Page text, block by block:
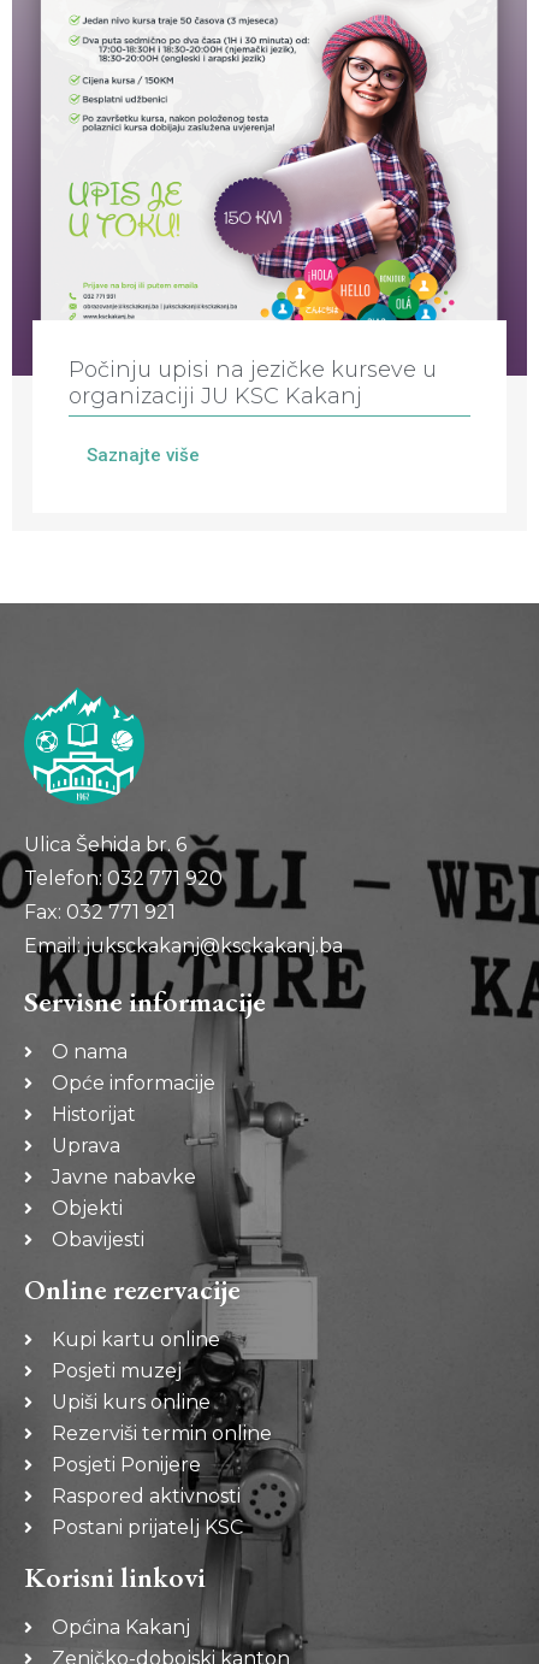
Počinju upisi na jezičke kurseve u
organizaciji JU KSC Kakanj
Saznajte više
Ulica Šehida br. 6
Telefon: 032 771 920
Fax: 032 771 921
Email: juksckakanj@ksckakanj.ba
Servisne informacije
O nama
Opće informacije
Historijat
Uprava
Javne nabavke
Objekti
Obavijesti
Online rezervacije
Kupi kartu online
Posjeti muzej
Upiši kurs online
Rezerviši termin online
Posjeti Ponijere
Raspored aktivnosti
Postani prijatelj KSC
Korisni linkovi
Općina Kakanj
Zeničko-dobojski kanton